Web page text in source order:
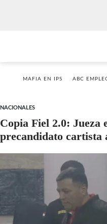
MAFIA EN IPS ABC
NACIONALES
Copia Fiel 2.0: Jueza
precandidato cartista